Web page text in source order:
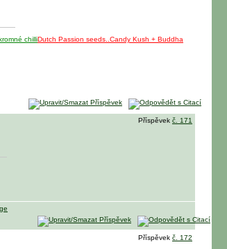
chilliDutch Passion seeds..Candy Kush + Buddha
Příspěvek č. 171
Příspěvek č. 172